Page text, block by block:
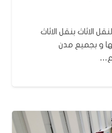
الاثاث بنقل الاثاث
و بجميع مدن